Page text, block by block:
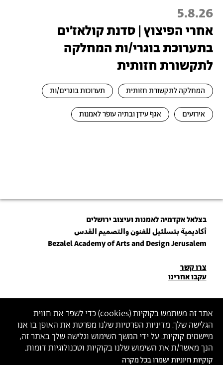
אתר זה משתמש בקוקיות (cookies) כדי לשפר את חווית
הגלישה שלך. מדיניות הפרטיות שלנו מפרטת את האופן בו אנו
מיישמים קוקיות. על ידי המשך השימוש וגלישה שלך באתר זה,
הנך מאשר/ת את השימוש שלנו בקוקיות וטכנולוגיות דומות.
קוקיות חיוניות ישמרו בכל מקרה
5.8.26
אחרי הפיצוץ | סדנת קולאז׳ים
בתערוכת בוגרי/ות המחלקה
לתקשורת חזותית
המחלקה לתקשורת חזותית תערוכות בוגרים/ות
אירועים אגף עידן ובתיה עופר לאמנות
בצלאל אקדמיה לאמנות ועיצוב ירושלים
أكاديمية بتسلئيل للفنون والتصميم القدس
Bezalel Academy of Arts and Design Jerusalem
פרטי
יצירת
קשר
צרו קשר
עקבו אחרינו
הצטרפו לניוזלטר שלנו
הכניסו כתובת מייל
ההצטרפות מהווה הסכמה למדיניות הפרטיות ול תנאי השימוש של בצלאל